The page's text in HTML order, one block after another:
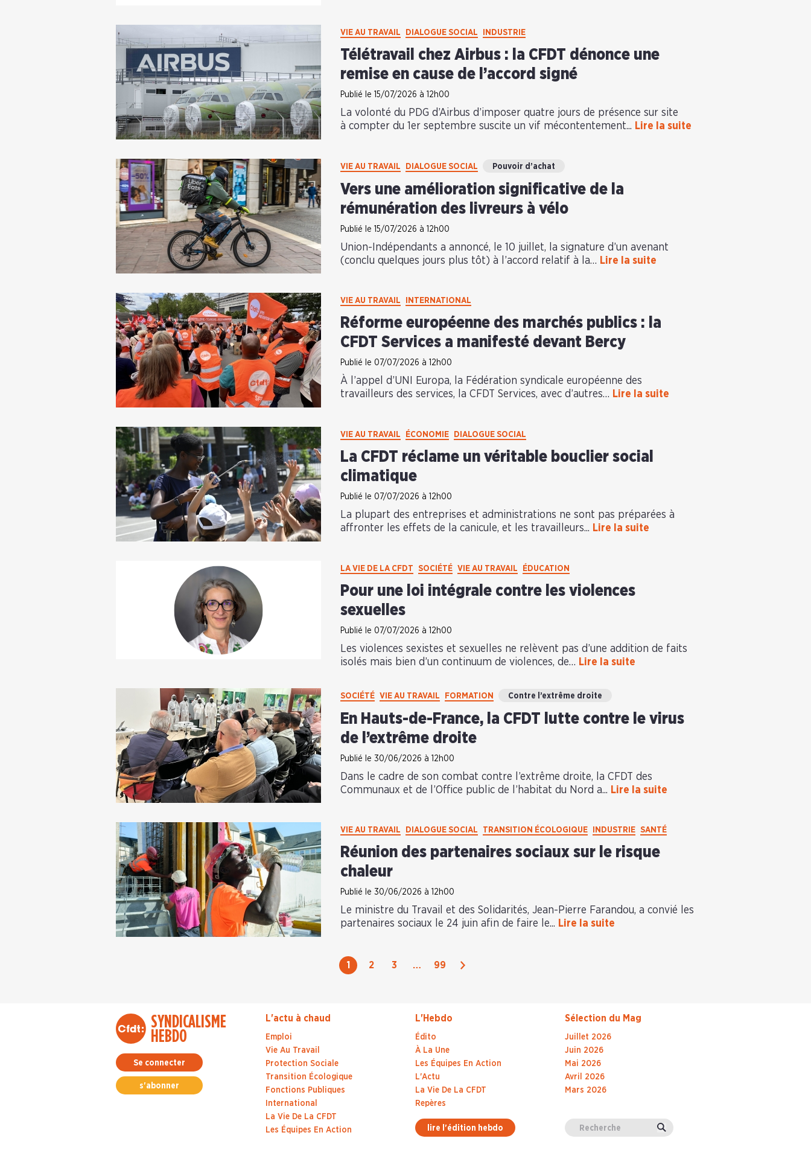
VIE AU TRAVAIL DIALOGUE SOCIAL INDUSTRIE
Télétravail chez Airbus : la CFDT dénonce une
remise en cause de l’accord signé
Publié le 15/07/2026 à 12h00
La volonté du PDG d’Airbus d’imposer quatre jours de présence sur site
à compter du 1er septembre suscite un vif mécontentement... Lire la suite
VIE AU TRAVAIL DIALOGUE SOCIAL Pouvoir d’achat
Vers une amélioration significative de la
rémunération des livreurs à vélo
Publié le 15/07/2026 à 12h00
Union-Indépendants a annoncé, le 10 juillet, la signature d’un avenant
(conclu quelques jours plus tôt) à l’accord relatif à la… Lire la suite
VIE AU TRAVAIL INTERNATIONAL
Réforme européenne des marchés publics : la
CFDT Services a manifesté devant Bercy
Publié le 07/07/2026 à 12h00
À l’appel d’UNI Europa, la Fédération syndicale européenne des
travailleurs des services, la CFDT Services, avec d’autres… Lire la suite
VIE AU TRAVAIL ÉCONOMIE DIALOGUE SOCIAL
La CFDT réclame un véritable bouclier social
climatique
Publié le 07/07/2026 à 12h00
La plupart des entreprises et administrations ne sont pas préparées à
affronter les effets de la canicule, et les travailleurs... Lire la suite
LA VIE DE LA CFDT SOCIÉTÉ VIE AU TRAVAIL ÉDUCATION
Pour une loi intégrale contre les violences
sexuelles
Publié le 07/07/2026 à 12h00
Les violences sexistes et sexuelles ne relèvent pas d’une addition de faits
isolés mais bien d’un continuum de violences, de… Lire la suite
SOCIÉTÉ VIE AU TRAVAIL FORMATION Contre l’extrême droite
En Hauts-de-France, la CFDT lutte contre le virus
de l’extrême droite
Publié le 30/06/2026 à 12h00
Dans le cadre de son combat contre l’extrême droite, la CFDT des
Communaux et de l’Office public de l’habitat du Nord a... Lire la suite
VIE AU TRAVAIL DIALOGUE SOCIAL TRANSITION ÉCOLOGIQUE INDUSTRIE SANTÉ
Réunion des partenaires sociaux sur le risque
chaleur
Publié le 30/06/2026 à 12h00
Le ministre du Travail et des Solidarités, Jean-Pierre Farandou, a convié les
partenaires sociaux le 24 juin afin de faire le... Lire la suite
1 2 3 … 99 Suivant
SYNDICALISME
HEBDO
Se connecter
s'abonner
L'actu à chaud
Emploi
Vie Au Travail
Protection Sociale
Transition Écologique
Fonctions Publiques
International
La Vie De La CFDT
Les Équipes En Action
L'Hebdo
Édito
À La Une
Les Équipes En Action
L'Actu
La Vie De La CFDT
Repères
lire l'édition hebdo
Sélection du Mag
Juillet 2026
Juin 2026
Mai 2026
Avril 2026
Mars 2026
Valider